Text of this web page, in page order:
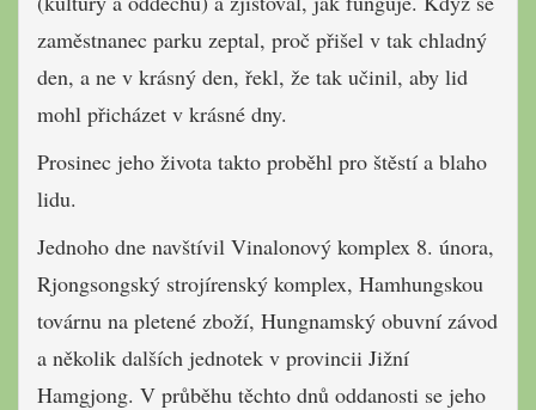
zaměstnanec parku zeptal, proč přišel v tak chladný
den, a ne v krásný den, řekl, že tak učinil, aby lid
mohl přicházet v krásné dny.
Prosinec jeho života takto proběhl pro štěstí a blaho
lidu.
Jednoho dne navštívil Vinalonový komplex 8. února,
Rjongsongský strojírenský komplex, Hamhungskou
továrnu na pletené zboží, Hungnamský obuvní závod
a několik dalších jednotek v provincii Jižní
Hamgjong. V průběhu těchto dnů oddanosti se jeho